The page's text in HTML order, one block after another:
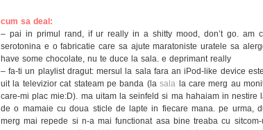
cum sa deal:
– pai in primul rand, if ur really in a shitty mood, don’t go. am
serotonina e o fabricatie care sa ajute maratoniste uratele sa
have some chocolate, nu te duce la sala. e deprimant really
– fa-ti un playlist dragut: mersul la sala fara an iPod-like device
uit la televizior cat stateam pe banda (lasala la care merg au
care-mi plac mie:D). ma uitam la seinfeld si ma hahaiam in
de o mamaie cu doua sticle de lapte in fiecare mana. pe urma,
merg mai repede si n-a mai functionat asa bine treaba cu